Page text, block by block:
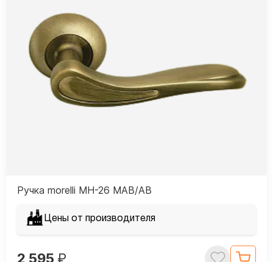
Ручка morelli MH-26 MAB/AB
Цены от производителя
2 595 ₽